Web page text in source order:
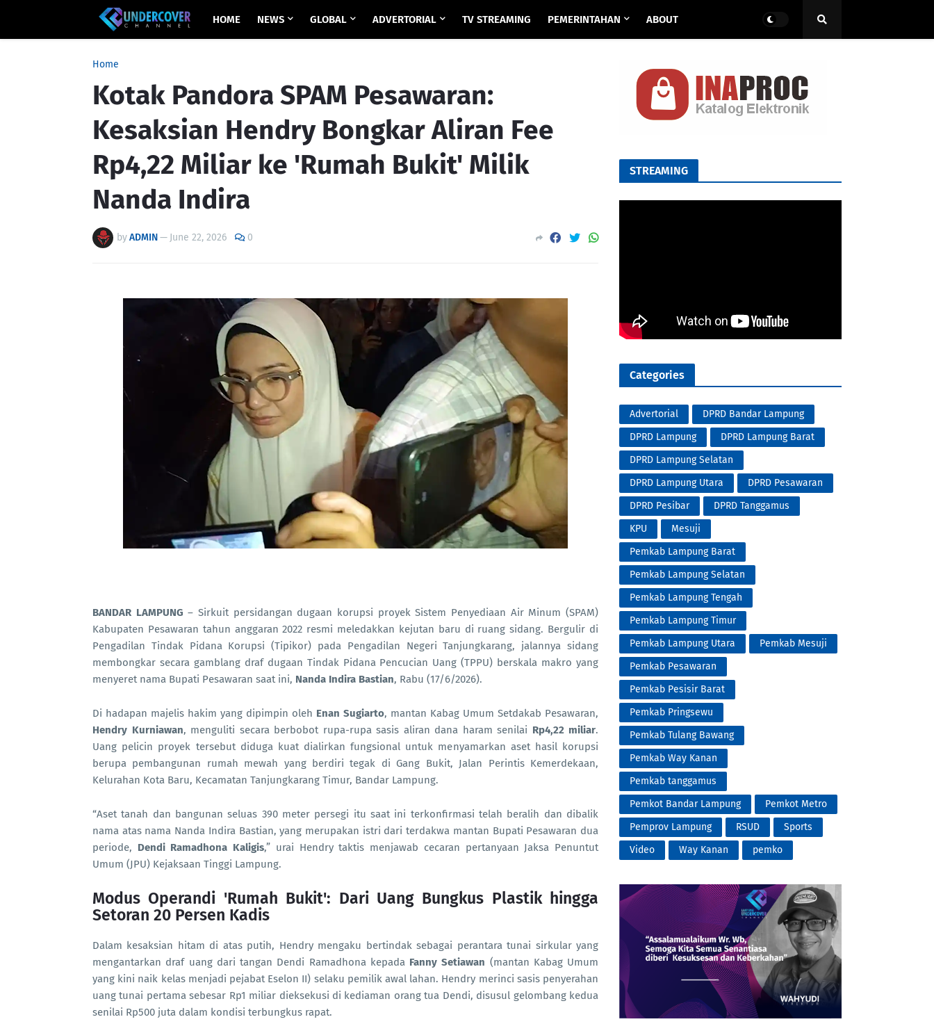
HOME NEWS GLOBAL ADVERTORIAL TV STREAMING PEMERINTAHAN ABOUT
Home
Kotak Pandora SPAM Pesawaran:
Kesaksian Hendry Bongkar Aliran Fee
Rp4,22 Miliar ke 'Rumah Bukit' Milik
Nanda Indira
byADMIN— June 22, 2026 0
BANDAR LAMPUNG – Sirkuit persidangan dugaan korupsi proyek Sistem Penyediaan Air Minum (SPAM)
Kabupaten Pesawaran tahun anggaran 2022 resmi meledakkan kejutan baru di ruang sidang. Bergulir di
Pengadilan Tindak Pidana Korupsi (Tipikor) pada Pengadilan Negeri Tanjungkarang, jalannya sidang
membongkar secara gamblang draf dugaan Tindak Pidana Pencucian Uang (TPPU) berskala makro yang
menyeret nama Bupati Pesawaran saat ini, Nanda Indira Bastian, Rabu (17/6/2026).
Di hadapan majelis hakim yang dipimpin oleh Enan Sugiarto, mantan Kabag Umum Setdakab Pesawaran,
Hendry Kurniawan, menguliti secara berbobot rupa-rupa sasis aliran dana haram senilai Rp4,22 miliar.
Uang pelicin proyek tersebut diduga kuat dialirkan fungsional untuk menyamarkan aset hasil korupsi
berupa pembangunan rumah mewah yang berdiri tegak di Gang Bukit, Jalan Perintis Kemerdekaan,
Kelurahan Kota Baru, Kecamatan Tanjungkarang Timur, Bandar Lampung.
“Aset tanah dan bangunan seluas 390 meter persegi itu saat ini terkonfirmasi telah beralih dan dibalik
nama atas nama Nanda Indira Bastian, yang merupakan istri dari terdakwa mantan Bupati Pesawaran dua
periode, Dendi Ramadhona Kaligis,” urai Hendry taktis menjawab cecaran pertanyaan Jaksa Penuntut
Umum (JPU) Kejaksaan Tinggi Lampung.
Modus Operandi 'Rumah Bukit': Dari Uang Bungkus Plastik hingga
Setoran 20 Persen Kadis
Dalam kesaksian hitam di atas putih, Hendry mengaku bertindak sebagai perantara tunai sirkular yang
mengantarkan draf uang dari tangan Dendi Ramadhona kepada Fanny Setiawan (mantan Kabag Umum
yang kini naik kelas menjadi pejabat Eselon II) selaku pemilik awal lahan. Hendry merinci sasis penyerahan
uang tunai pertama sebesar Rp1 miliar dieksekusi di kediaman orang tua Dendi, disusul gelombang kedua
senilai Rp500 juta dalam kondisi terbungkus rapat.
STREAMING
Categories
Advertorial
DPRD Bandar Lampung
DPRD Lampung
DPRD Lampung Barat
DPRD Lampung Selatan
DPRD Lampung Utara
DPRD Pesawaran
DPRD Pesibar
DPRD Tanggamus
KPU
Mesuji
Pemkab Lampung Barat
Pemkab Lampung Selatan
Pemkab Lampung Tengah
Pemkab Lampung Timur
Pemkab Lampung Utara
Pemkab Mesuji
Pemkab Pesawaran
Pemkab Pesisir Barat
Pemkab Pringsewu
Pemkab Tulang Bawang
Pemkab Way Kanan
Pemkab tanggamus
Pemkot Bandar Lampung
Pemkot Metro
Pemprov Lampung
RSUD
Sports
Video
Way Kanan pemko